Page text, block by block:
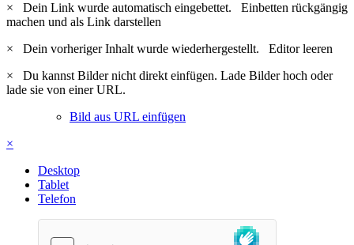
×
Dein Link wurde automatisch eingebettet. Einbetten rückgängig
machen und als Link darstellen
×
Dein vorheriger Inhalt wurde wiederhergestellt. Editor leeren
×
Du kannst Bilder nicht direkt einfügen. Lade Bilder hoch oder
lade sie von einer URL.
Bild aus URL einfügen
×
Desktop
Tablet
Telefon